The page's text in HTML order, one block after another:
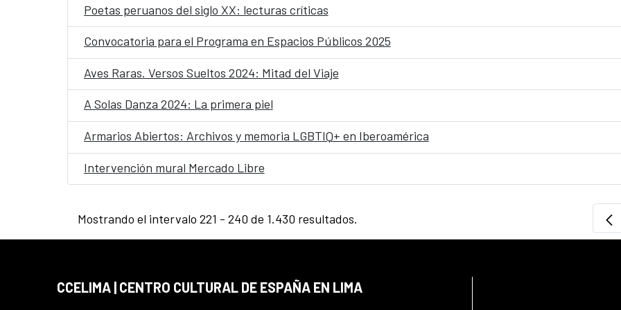
Poetas peruanos del siglo XX: lecturas críticas
Convocatoria para el Programa en Espacios Públicos 2025
Aves Raras. Versos Sueltos 2024: Mitad del Viaje
A Solas Danza 2024: La primera piel
Armarios Abiertos: Archivos y memoria LGBTIQ+ en Iberoamérica
Intervención mural Mercado Libre
Mostrando el intervalo 221 - 240 de 1.430 resultados.
CCELIMA | CENTRO CULTURAL DE ESPAÑA EN LIMA